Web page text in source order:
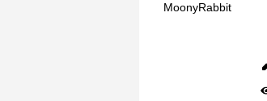
MoonyRabbit